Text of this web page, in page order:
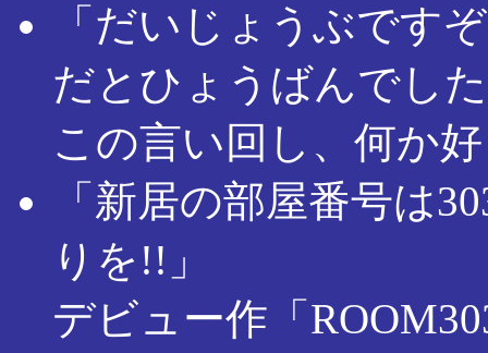
「だいじょうぶです
だとひょうばんでし
この言い回し、何か
「新居の部屋番号は
りを!!」
デビュー作「